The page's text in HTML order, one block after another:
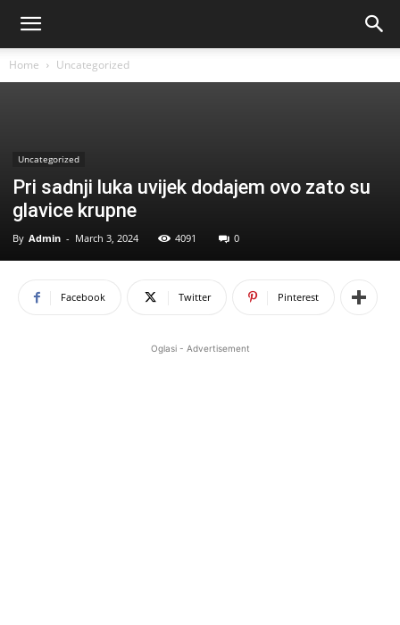
Home Uncategorized
Uncategorized
Pri sadnji luka uvijek dodajem ovo zato su
glavice krupne
By Admin - March 3, 2024 4091 0
Facebook Twitter Pinterest
Oglasi - Advertisement